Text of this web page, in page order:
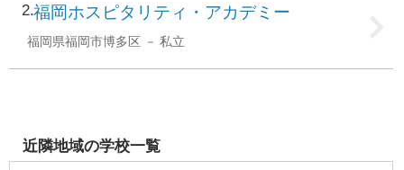
2 福岡ホスピタリティ・アカデミー
福岡県福岡市博多区 私立
近隣地域の学校一覧